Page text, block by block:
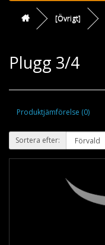
[Övrigt]
Plugg 3/4
Produktjämförelse (0)
Sortera efter: